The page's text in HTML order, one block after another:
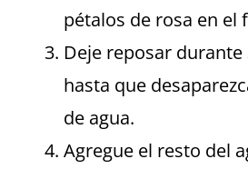
pétalos de rosa en el
Deje reposar durante
hasta que
de agua.
Agregue el resto del